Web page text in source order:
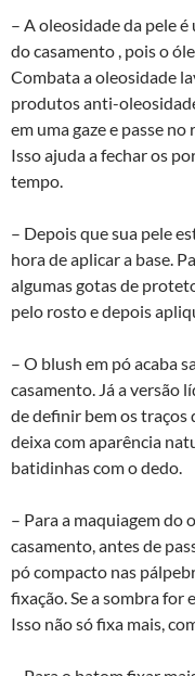
– A oleosidade da pele
do casamento , pois o
Combata a oleosidade
produtos anti-
em uma gaze e passe
Isso ajuda a fechar os
tempo.
– Depois que sua pele
hora de aplicar a base.
algumas gotas de
pelo rosto e depois
– O blush em pó acaba
casamento. Já a versão
de definir bem os traços
deixa com aparência
batidinhas com o dedo.
– Para a maquiagem do
casamento, antes de
pó compacto nas
fixação. Se a sombra for
Isso não só fixa mais,